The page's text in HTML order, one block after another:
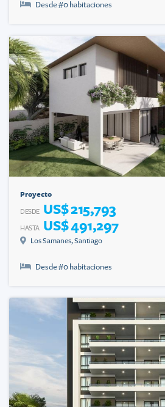
Desde #0 habitaciones
Proyecto
DESDE US$ 215,793
HASTA US$ 491,297
Los Samanes,Santiago
Desde #0 habitaciones